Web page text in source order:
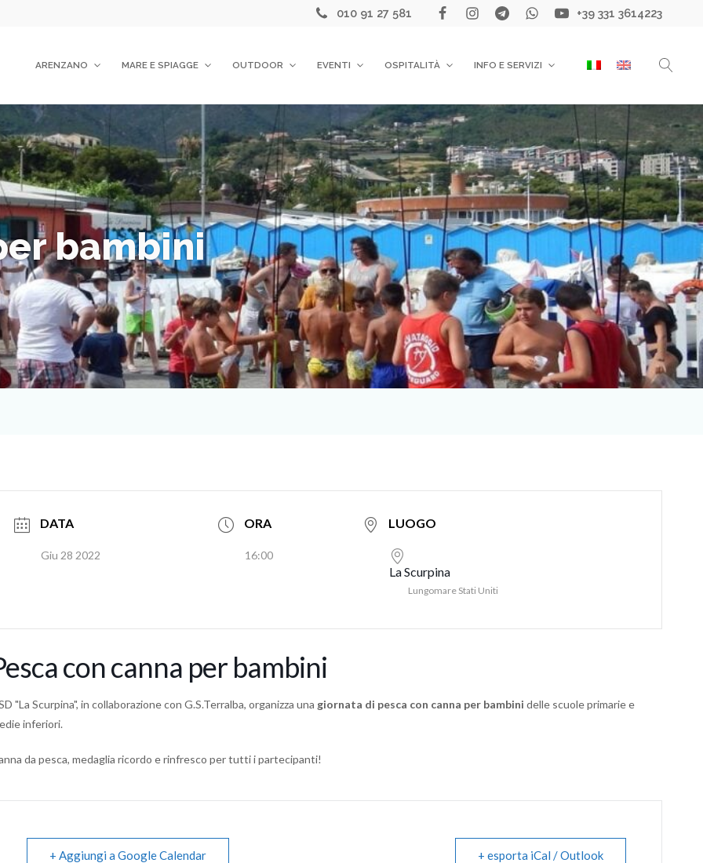
010 91 27 581 +39 331 3614223
ARENZANO MARE E SPIAGGE OUTDOOR EVENTI OSPITALITÀ INFO E SERVIZI
bambini
DATA
Giu 28 2022
ORA
16:00
LUOGO
La Scurpina
Lungomare Stati Uniti
con canna per bambini
"La Scurpina", in collaborazione con G.S.Terralba, organizza una giornata di pesca con canna per bambini delle scuole primarie e
inferiori.
da pesca, medaglia ricordo e rinfresco per tutti i partecipanti!
+ Aggiungi a Google Calendar + esporta iCal / Outlook